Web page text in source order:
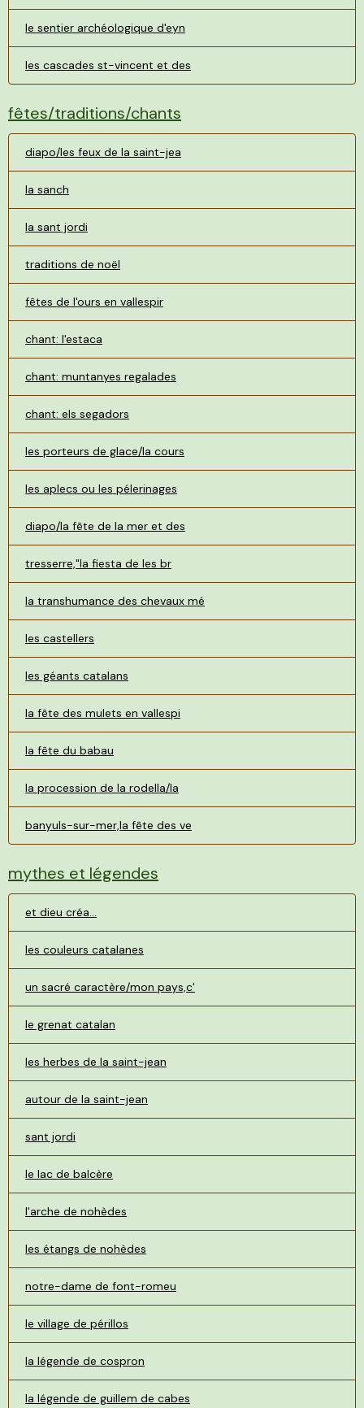
le sentier archéologique d'eyn
les cascades st-vincent et des
fêtes/traditions/chants
diapo/les feux de la saint-jea
la sanch
la sant jordi
traditions de noël
fêtes de l'ours en vallespir
chant: l'estaca
chant: muntanyes regalades
chant: els segadors
les porteurs de glace/la cours
les aplecs ou les pélerinages
diapo/la fête de la mer et des
tresserre,"la fiesta de les br
la transhumance des chevaux mé
les castellers
les géants catalans
la fête des mulets en vallespi
la fête du babau
la procession de la rodella/la
banyuls-sur-mer,la fête des ve
mythes et légendes
et dieu créa...
les couleurs catalanes
un sacré caractère/mon pays,c'
le grenat catalan
les herbes de la saint-jean
autour de la saint-jean
sant jordi
le lac de balcère
l'arche de nohèdes
les étangs de nohèdes
notre-dame de font-romeu
le village de périllos
la légende de cospron
la légende de guillem de cabes